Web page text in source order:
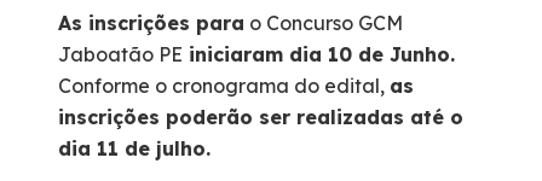
As inscrições para o Concurso GCM
Jaboatão PE iniciaram dia 10 de Junho.
Conforme o cronograma do edital, as
inscrições poderão ser realizadas até o
dia 11 de julho.